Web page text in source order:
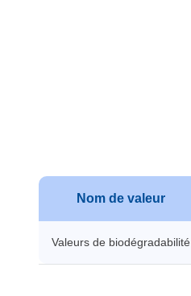
Nom de valeur
Valeurs de biodégradabilité